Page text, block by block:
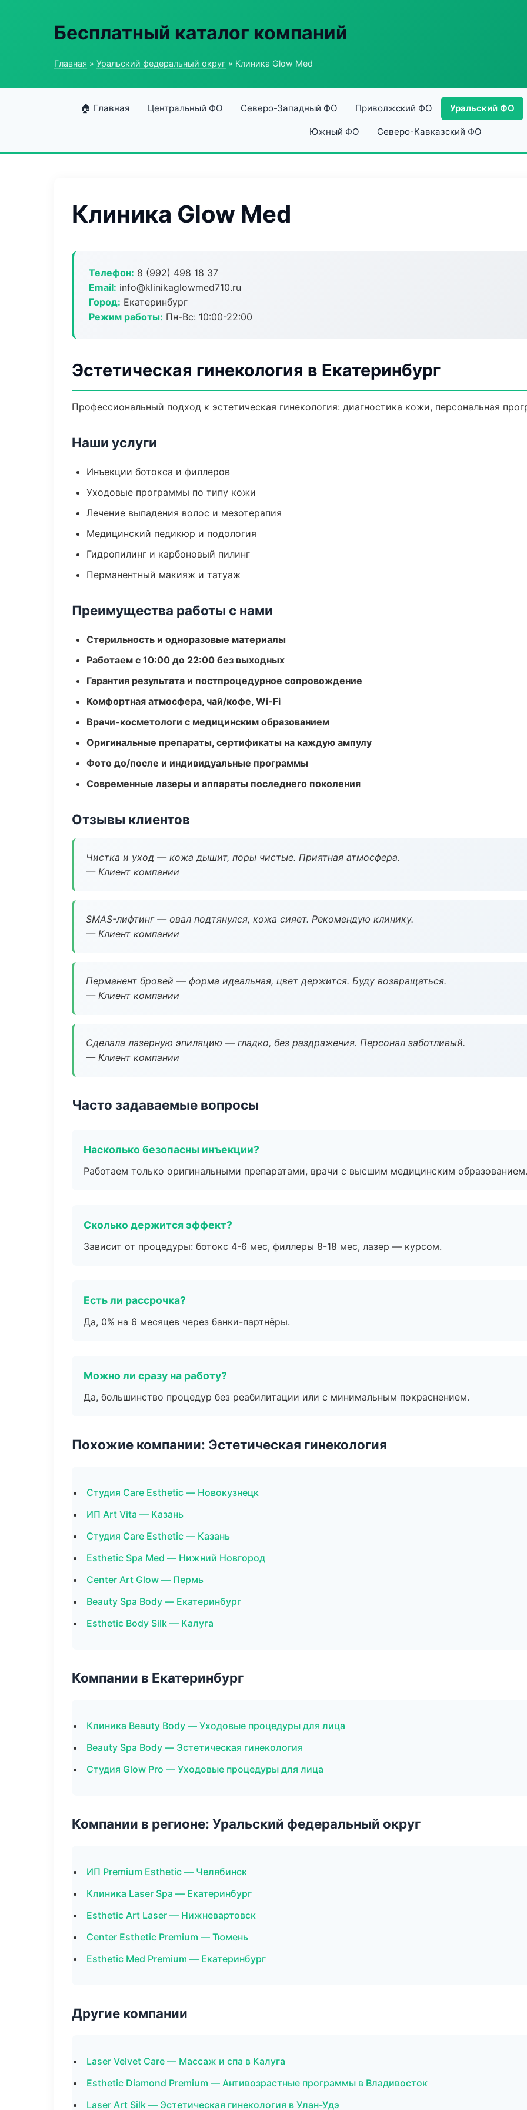
Бесплатный каталог компаний
Главная » Уральский федеральный округ » Клиника Glow Med
🏠 Главная Центральный ФО Северо-Западный ФО Приволжский ФО Уральский ФО
Южный ФО Северо-Кавказский ФО
Клиника Glow Med
Телефон: 8 (992) 498 18 37
Email: info@klinikaglowmed710.ru
Город: Екатеринбург
Режим работы: Пн-Вс: 10:00-22:00
Эстетическая гинекология в Екатеринбург
Профессиональный подход к эстетическая гинекология: диагностика кожи, персональная
Наши услуги
Инъекции ботокса и филлеров
Уходовые программы по типу кожи
Лечение выпадения волос и мезотерапия
Медицинский педикюр и подология
Гидропилинг и карбоновый пилинг
Перманентный макияж и татуаж
Преимущества работы с нами
Стерильность и одноразовые материалы
Работаем с 10:00 до 22:00 без выходных
Гарантия результата и постпроцедурное сопровождение
Комфортная атмосфера, чай/кофе, Wi-Fi
Врачи-косметологи с медицинским образованием
Оригинальные препараты, сертификаты на каждую ампулу
Фото до/после и индивидуальные программы
Современные лазеры и аппараты последнего поколения
Отзывы клиентов
Чистка и уход — кожа дышит, поры чистые. Приятная атмосфера.
— Клиент компании
SMAS-лифтинг — овал подтянулся, кожа сияет. Рекомендую клинику.
— Клиент компании
Перманент бровей — форма идеальная, цвет держится. Буду возвращаться.
— Клиент компании
Сделала лазерную эпиляцию — гладко, без раздражения. Персонал заботливый.
— Клиент компании
Часто задаваемые вопросы
Насколько безопасны инъекции?
Работаем только оригинальными препаратами, врачи с высшим медицинским образованием.
Сколько держится эффект?
Зависит от процедуры: ботокс 4-6 мес, филлеры 8-18 мес, лазер — курсом.
Есть ли рассрочка?
Да, 0% на 6 месяцев через банки-партнёры.
Можно ли сразу на работу?
Да, большинство процедур без реабилитации или с минимальным покраснением.
Похожие компании: Эстетическая гинекология
Студия Care Esthetic — Новокузнецк
ИП Art Vita — Казань
Студия Care Esthetic — Казань
Esthetic Spa Med — Нижний Новгород
Center Art Glow — Пермь
Beauty Spa Body — Екатеринбург
Esthetic Body Silk — Калуга
Компании в Екатеринбург
Клиника Beauty Body — Уходовые процедуры для лица
Beauty Spa Body — Эстетическая гинекология
Студия Glow Pro — Уходовые процедуры для лица
Компании в регионе: Уральский федеральный округ
ИП Premium Esthetic — Челябинск
Клиника Laser Spa — Екатеринбург
Esthetic Art Laser — Нижневартовск
Center Esthetic Premium — Тюмень
Esthetic Med Premium — Екатеринбург
Другие компании
Laser Velvet Care — Массаж и спа в Калуга
Esthetic Diamond Premium — Антивозрастные программы в Владивосток
Laser Art Silk — Эстетическая гинекология в Улан-Удэ